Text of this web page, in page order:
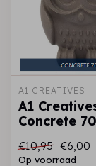
A1 CREATIVES
A1
Concrete
€10,95 €6,00
Op voorraad